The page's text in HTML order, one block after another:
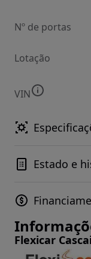
Nº de portas
Lotação
VIN
Estado e
Flexicar